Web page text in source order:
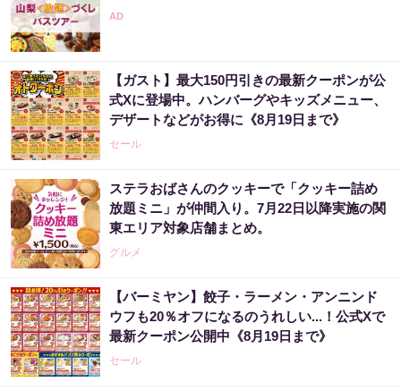
PR（Amazon）
【ガスト】最大150円引きの最新クーポンが公
式Xに登場中。ハンバーグやキッズメニュー、
デザートなどがお得に《8月19日まで》
セール
ステラおばさんのクッキーで「クッキー詰め
放題ミニ」が仲間入り。7月22日以降実施の関
東エリア対象店舗まとめ。
グルメ
【バーミヤン】餃子・ラーメン・アンニンド
ウフも20％オフになるのうれしい...！公式Xで
最新クーポン公開中《8月19日まで》
セール